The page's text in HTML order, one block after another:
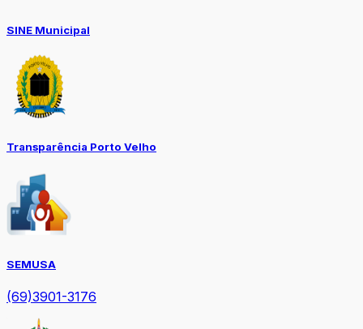
SINE Municipal
Transparência Porto Velho
SEMUSA
(69)3901-3176